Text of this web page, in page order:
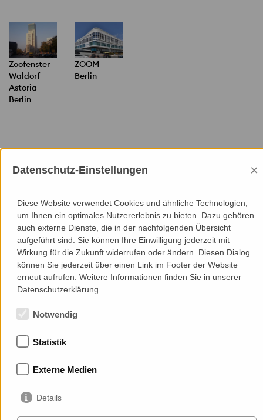
Zoofenster
Waldorf
Astoria
Berlin
ZOOM
Berlin
Mitgliedschaften
Services
Cases
Profil
Datenschutz-Einstellungen ×
Diese Website verwendet Cookies und ähnliche Technologien,
um Ihnen ein optimales Nutzererlebnis zu bieten. Dazu gehören
auch externe Dienste, die in der nachfolgenden Übersicht
aufgeführt sind. Sie können Ihre Einwilligung jederzeit mit
Wirkung für die Zukunft widerrufen oder ändern. Diesen Dialog
können Sie jederzeit über einen Link im Footer der Website
erneut aufrufen. Weitere Informationen finden Sie in unserer
Datenschutzerklärung.
Notwendig
Statistik
Externe Medien
Details